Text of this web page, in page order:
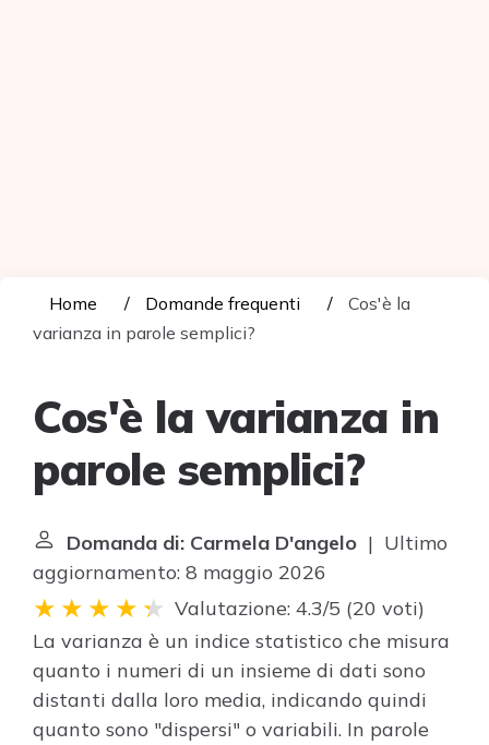
Home Domande frequenti
Cos'è la
varianza in parole semplici?
Cos'è la varianza in
parole semplici?
Domanda di: Carmela D'angelo | Ultimo
aggiornamento: 8 maggio 2026
Valutazione: 4.3/5 (20 voti)
La varianza è un indice statistico che misura
quanto i numeri di un insieme di dati sono
distanti dalla loro media, indicando quindi
quanto sono "dispersi" o variabili. In parole